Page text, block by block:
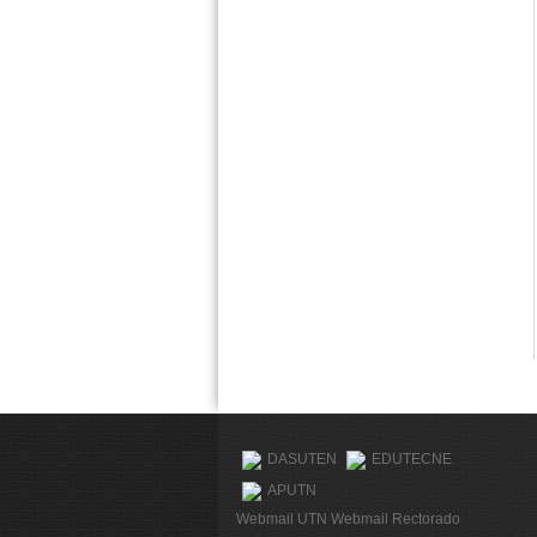
DASUTEN
EDUTECNE
APUTN
Webmail UTN Webmail Rectorado